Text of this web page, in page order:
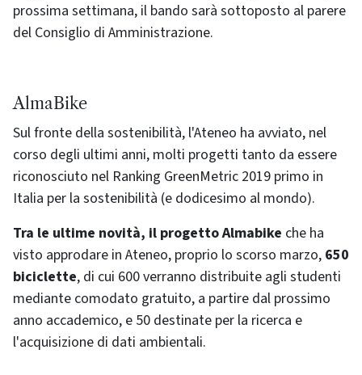
prossima settimana, il bando sarà sottoposto al parere
del Consiglio di Amministrazione.
AlmaBike
Sul fronte della sostenibilità, l'Ateneo ha avviato, nel
corso degli ultimi anni, molti progetti tanto da essere
riconosciuto nel Ranking GreenMetric 2019 primo in
Italia per la sostenibilità (e dodicesimo al mondo).
Tra le ultime novità, il progetto Almabike che ha
visto approdare in Ateneo, proprio lo scorso marzo, 650
biciclette, di cui 600 verranno distribuite agli studenti
mediante comodato gratuito, a partire dal prossimo
anno accademico, e 50 destinate per la ricerca e
l'acquisizione di dati ambientali.